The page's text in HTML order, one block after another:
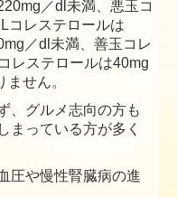
／dl未満、悪玉コ
コレステロールは
／dl未満、善玉コレ
レステロールは40mg
せん。
、グルメ志向の方も
まっている方が多く
圧や慢性腎臓病の進